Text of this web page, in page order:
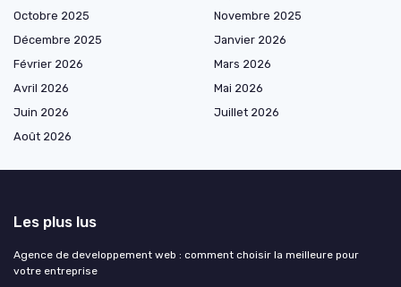
Octobre 2025
Novembre 2025
Décembre 2025
Janvier 2026
Février 2026
Mars 2026
Avril 2026
Mai 2026
Juin 2026
Juillet 2026
Août 2026
Les plus lus
Agence de developpement web : comment choisir la meilleure pour
votre entreprise